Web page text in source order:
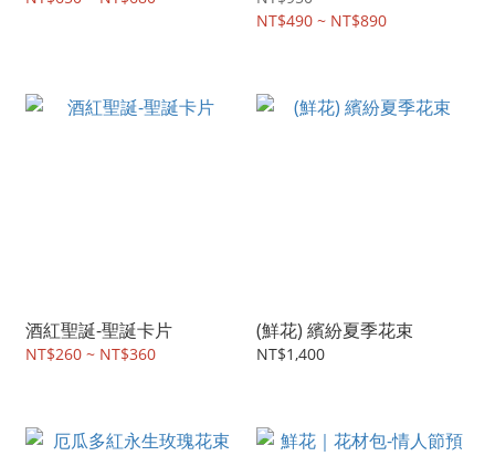
NT$490 ~ NT$890
酒紅聖誕-聖誕卡片
NT$260 ~ NT$360
(鮮花) 繽紛夏季花束
NT$1,400